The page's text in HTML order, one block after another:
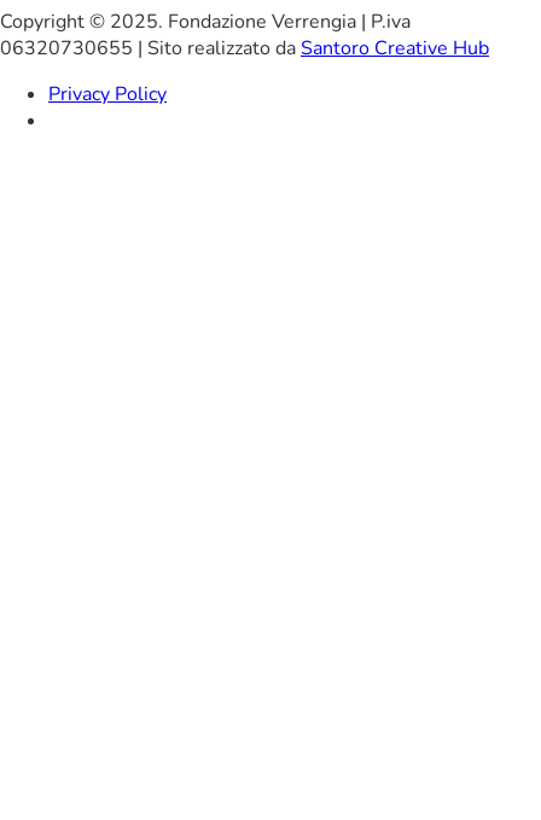
Copyright © 2025. Fondazione Verrengia | P.iva
06320730655 | Sito realizzato daSantoro Creative Hub
Privacy Policy